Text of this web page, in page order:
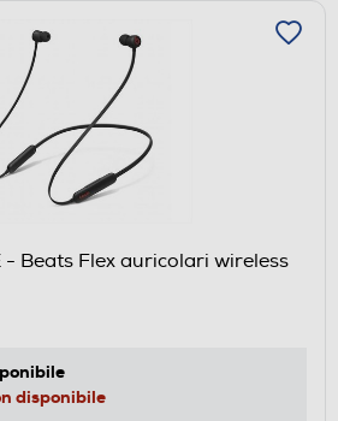
- Beats Flex auricolari wireless
disponibile